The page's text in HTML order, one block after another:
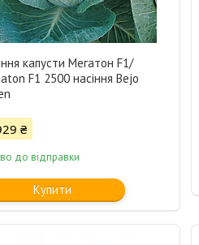
капусти Мегатон F1/
F1 2500 насіння Bejo
₴
до відправки
Купити